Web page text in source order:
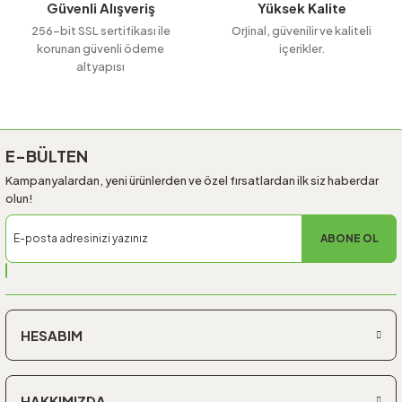
Güvenli Alışveriş
256-bit SSL sertifikası ile
korunan güvenli ödeme
altyapısı
Yüksek Kalite
Orjinal, güvenilir ve kaliteli
içerikler.
E-BÜLTEN
Kampanyalardan, yeni ürünlerden ve özel fırsatlardan ilk siz haberdar
olun!
ABONE OL
HESABIM